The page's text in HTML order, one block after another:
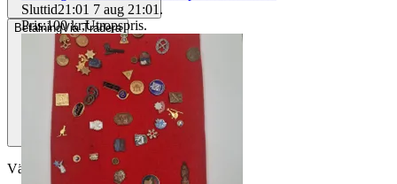
BetalningVia Tradera
Välj till köparskydd
Sluttid21:01 7 aug 21:01 .
Pris:100 kr,Utropspris.